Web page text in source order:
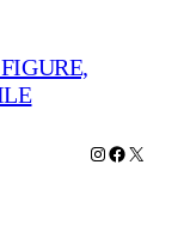
Instagram
X